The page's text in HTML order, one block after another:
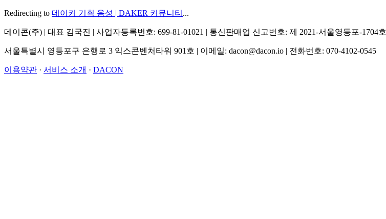
Redirecting to 데이커 기획 음성 | DAKER 커뮤니티 ...
데이콘(주) | 대표 김국진 | 사업자등록번호: 699-81-01021 | 통신판매업 신고번호: 제 2021-서울영등포-1704호
서울특별시 영등포구 은행로 3 익스콘벤처타워 901호 | 이메일: dacon@dacon.io | 전화번호: 070-4102-0545
이용약관 · 서비스 소개 · DACON